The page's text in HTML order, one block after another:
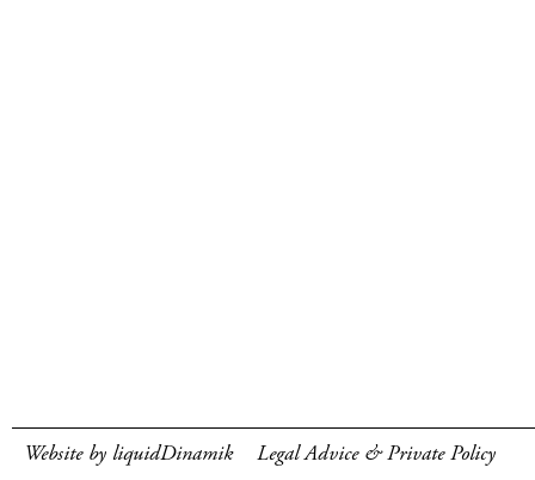
Website by liquidDinamik Legal Advice & Private Policy